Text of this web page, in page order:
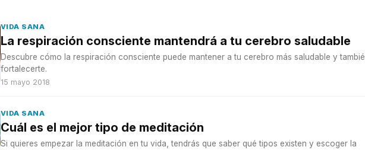
VIDA SANA
La respiración consciente mantendrá a tu cerebro saludable
Descubre cómo la respiración consciente puede mantener a tu cerebro más saludable y
fortalecerte.
15 mayo 2018
VIDA SANA
Cuál es el mejor tipo de meditación
Si quieres empezar la meditación en tu vida, tendrás que saber qué tipos existen y escoger la